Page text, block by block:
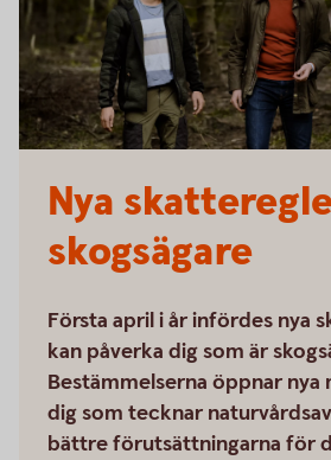
Nya
skogsägare
Första april i år infördes nya
kan påverka dig som är
Bestämmelserna öppnar
dig som tecknar
bättre förutsättningarna för